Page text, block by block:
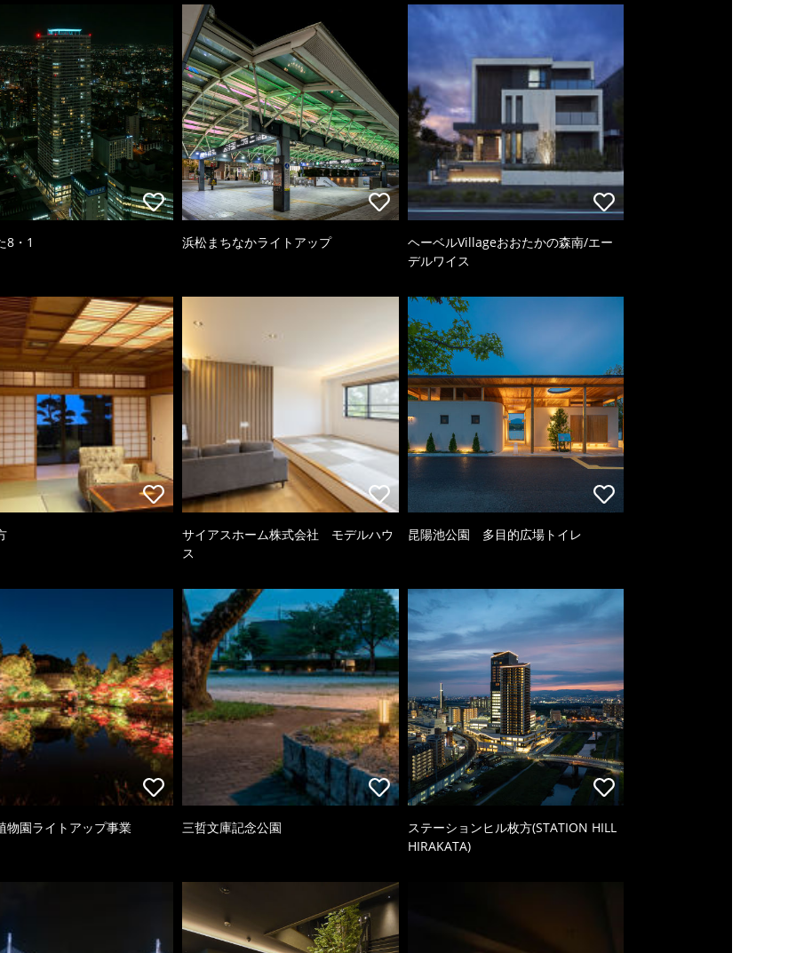
8・1 浜松まちなかライトアップ
ヘーベルVillageおおたかの森南/エー
デルワイス
サイアスホーム株式会社 モデルハウ
ス
昆陽池公園 多目的広場トイレ
物園ライトアップ事業 三哲文庫記念公園
ステーションヒル枚方(STATION HILL
HIRAKATA)